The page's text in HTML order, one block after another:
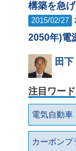
構築を急げ
2015/02/27
2050年)電
田
注目ワード
電気自動車
カーボンプ